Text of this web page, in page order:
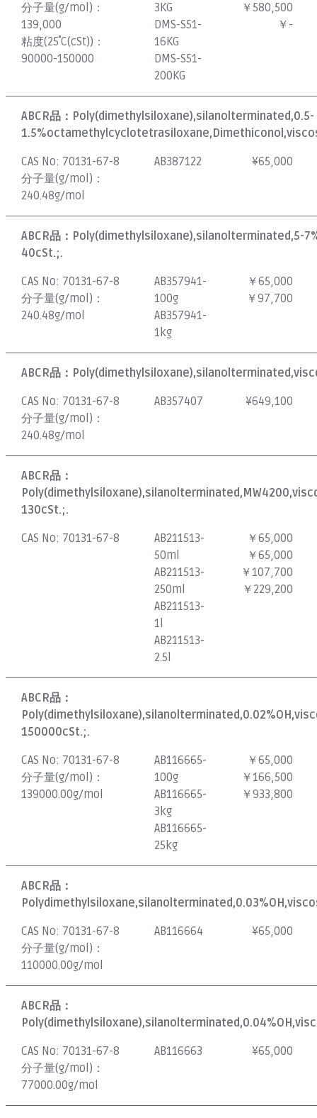
分子量(g/mol)：
139,000
粘度(25˚C(cSt))：
90000-150000
3KG
DMS-S51-
16KG
DMS-S51-
200KG
￥580,500
￥-
ABCR品： Poly(dimethylsiloxane),silanolterminated,0.5-
CAS No: 70131-67-8
分子量(g/mol)：
240.48g/mol
AB387122 ¥65,000
ABCR品： Poly(dimethylsiloxane),silanolterminated,5-
40cSt.;.
CAS No: 70131-67-8
分子量(g/mol)：
240.48g/mol
AB357941-
100g
AB357941-
1kg
￥65,000
￥97,700
ABCR品：
CAS No: 70131-67-8
分子量(g/mol)：
240.48g/mol
AB357407 ¥649,100
ABCR品：
130cSt.;.
CAS No: 70131-67-8
AB211513-
50ml
AB211513-
250ml
AB211513-
1l
AB211513-
2.5l
￥65,000
￥65,000
￥107,700
￥229,200
ABCR品：
150000cSt.;.
CAS No: 70131-67-8
分子量(g/mol)：
139000.00g/mol
AB116665-
100g
AB116665-
3kg
AB116665-
25kg
￥65,000
￥166,500
￥933,800
ABCR品：
CAS No: 70131-67-8
分子量(g/mol)：
110000.00g/mol
AB116664 ¥65,000
ABCR品：
CAS No: 70131-67-8
分子量(g/mol)：
77000.00g/mol
AB116663 ¥65,000